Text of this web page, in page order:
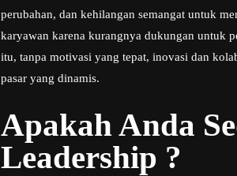
perubahan, dan kehilangan semangat untuk
karyawan karena kurangnya dukungan untuk
itu, tanpa motivasi yang tepat, inovasi dan
pasar yang dinamis.
Apakah Anda
Leadership ?